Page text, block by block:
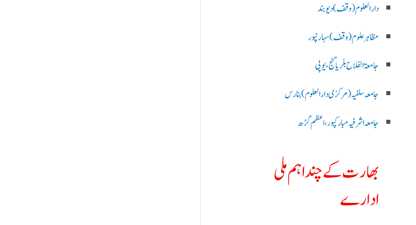
دارالعلوم (وقف)دیوبند
مظاہرعلوم (وقف)سہارنپور
جامعۃ الفلاح بلریاگنج،یوپی
جامعہ سلفیہ(مرکزی دارالعلوم )بنارس
جامعہ اشرفیہ مبارکپور،اعظم گڑھ
بھارت کے چند اہم ملی
ادارے